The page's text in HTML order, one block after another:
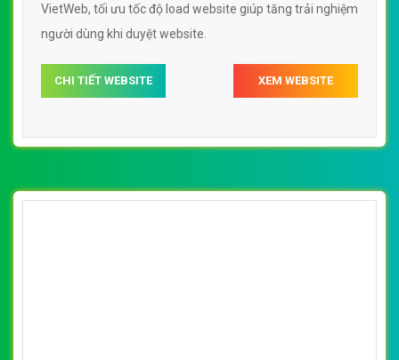
VietWeb, tối ưu tốc độ load website giúp tăng trải nghiệm
người dùng khi duyệt website.
CHI TIẾT WEBSITE XEM WEBSITE